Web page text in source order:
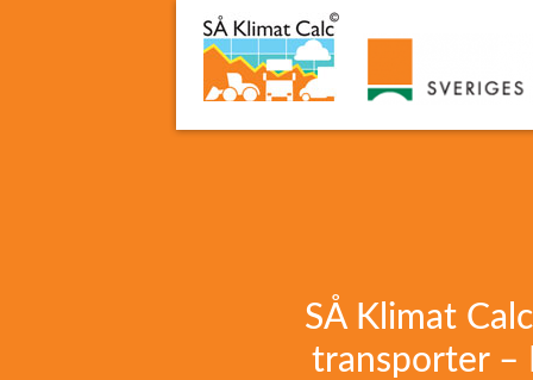
SÅ Klimat
transporter –